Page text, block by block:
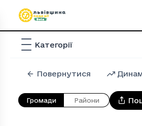
Категорії
Повернутися
Громади Райони